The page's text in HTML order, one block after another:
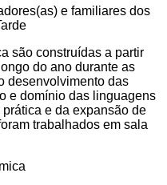
e familiares dos
são construídas a partir
do ano durante as
desenvolvimento das
e domínio das linguagens
e da expansão de
trabalhados em sala